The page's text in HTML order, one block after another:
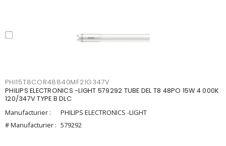
PHI15T8COR48840MF21G347V
PHILIPS ELECTRONICS -LIGHT 579292 TUBE DEL T8 48PO 15W 4 000K
120/347V TYPE B DLC
Manufacturier :
PHILIPS ELECTRONICS -LIGHT
# Manufacturier : 579292